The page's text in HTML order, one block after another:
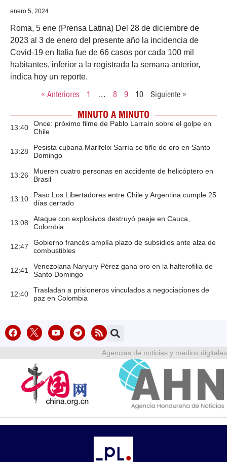
enero 5, 2024
Roma, 5 ene (Prensa Latina) Del 28 de diciembre de
2023 al 3 de enero del presente año la incidencia de
Covid-19 en Italia fue de 66 casos por cada 100 mil
habitantes, inferior a la registrada la semana anterior,
indica hoy un reporte.
« Anteriores 1 … 8 9 10 Siguiente »
MINUTO A MINUTO
13:40
Once: próximo filme de Pablo Larraín sobre el golpe en
Chile
13:28
Pesista cubana Marifelix Sarría se tiñe de oro en Santo
Domingo
13:26
Mueren cuatro personas en accidente de helicóptero en
Brasil
13:10
Paso Los Libertadores entre Chile y Argentina cumple 25
días cerrado
13:08
Ataque con explosivos destruyó peaje en Cauca,
Colombia
12:47
Gobierno francés amplía plazo de subsidios ante alza de
combustibles
12:41
Venezolana Naryury Pérez gana oro en la halterofilia de
Santo Domingo
12:40
Trasladan a prisioneros vinculados a negociaciones de
paz en Colombia
Agencias de noticias y medios digitales